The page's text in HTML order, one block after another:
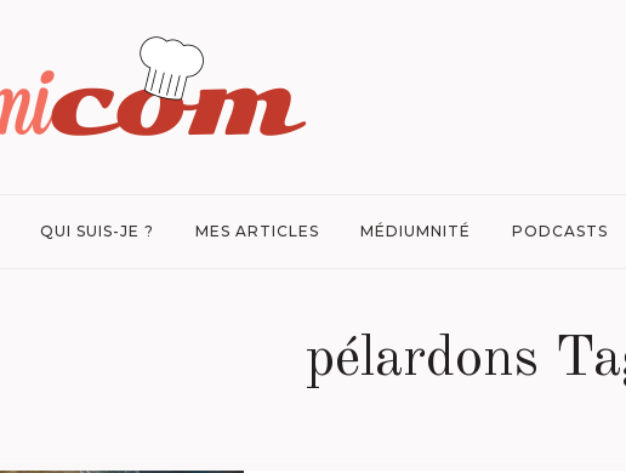
QUI SUIS-JE ? MES ARTICLES MÉDIUMNITÉ PODCASTS
pélardons